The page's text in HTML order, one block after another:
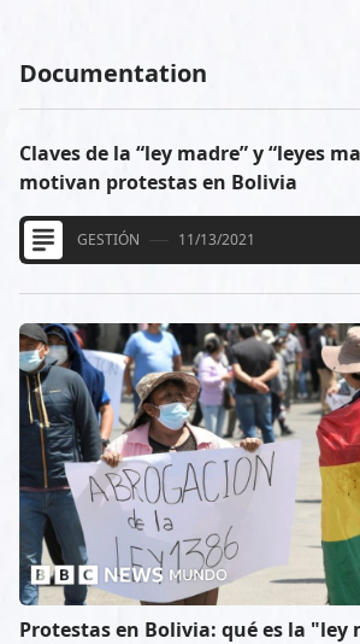
Documentation
Claves de la “ley madre” y “leyes
motivan protestas en Bolivia
GESTIÓN 11/13/2021
Protestas en Bolivia: qué es la "ley